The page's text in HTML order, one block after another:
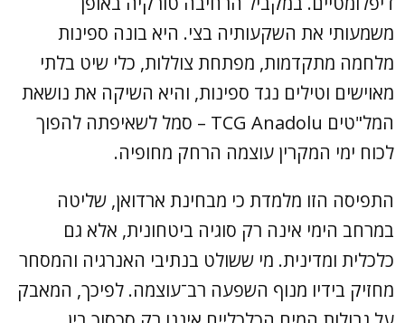
משמעותי את השקעותיה בצי. היא בונה ספינות
מלחמה מתקדמות, מפתחת צוללות, כלי שיט בלתי
מאוישים וטילים נגד ספינות, והיא השיקה את נושאת
המל"טים TCG Anadolu – סמל לשאיפתה להפוך
לכוח ימי המקרין עוצמה הרחק מחופיה.
התפיסה הזו מלמדת כי מבחינת ארדואן, שליטה
במרחב הימי אינה רק סוגיה ביטחונית, אלא גם
כלכלית ומדינית. מי ששולט בנתיבי האנרגיה והמסחר
מחזיק בידיו מנוף השפעה רב־עוצמה. לפיכך, המאבק